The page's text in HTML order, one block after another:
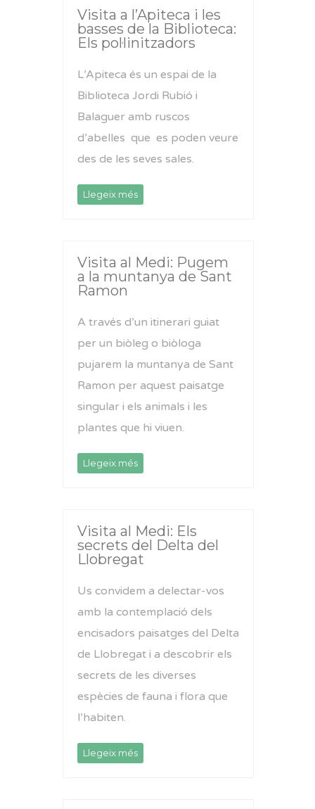
Visita a l’Apiteca i les
basses de la Biblioteca:
Els pol·linitzadors
L’Apiteca és un espai de la
Biblioteca Jordi Rubió i
Balaguer amb ruscos
d’abelles que es poden veure
des de les seves sales.
Llegeix més
Visita al Medi: Pugem
a la muntanya de Sant
Ramon
A través d’un itinerari guiat
per un biòleg o biòloga
pujarem la muntanya de Sant
Ramon per aquest paisatge
singular i els animals i les
plantes que hi viuen.
Llegeix més
Visita al Medi: Els
secrets del Delta del
Llobregat
Us convidem a delectar-vos
amb la contemplació dels
encisadors paisatges del Delta
de Llobregat i a descobrir els
secrets de les diverses
espècies de fauna i flora que
l’habiten.
Llegeix més